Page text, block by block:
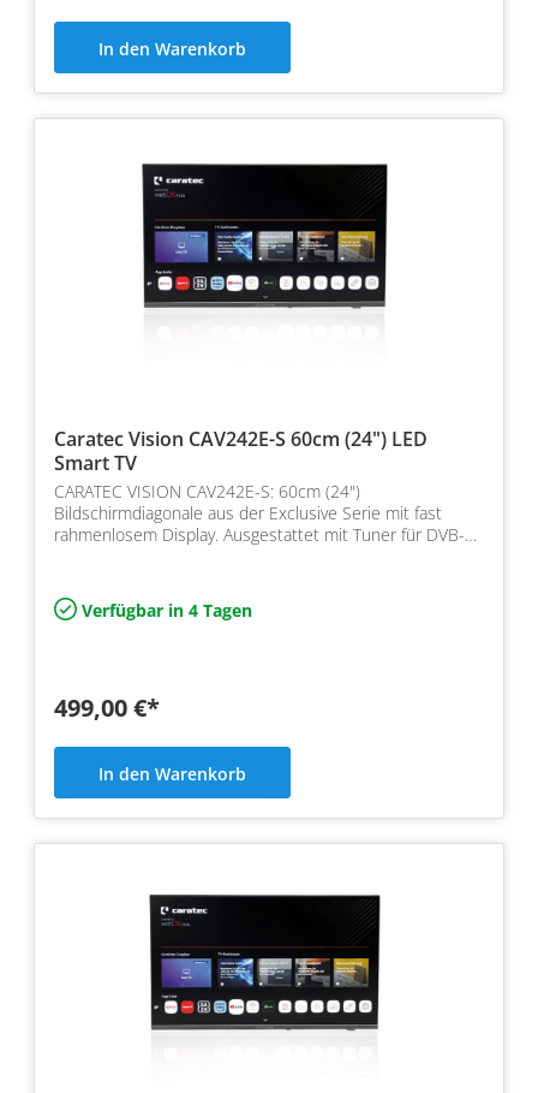
In den Warenkorb
Caratec Vision CAV242E-S 60cm (24") LED
Smart TV
CARATEC VISION CAV242E-S: 60cm (24")
Bildschirmdiagonale aus der Exclusive Serie mit fast
rahmenlosem Display. Ausgestattet mit Tuner für DVB-T2
Verfügbar in 4 Tagen
499,00 €*
In den Warenkorb